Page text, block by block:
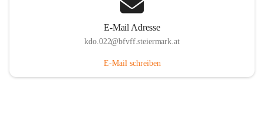
E-Mail Adresse
kdo.022@bfvff.steiermark.at
E-Mail schreiben